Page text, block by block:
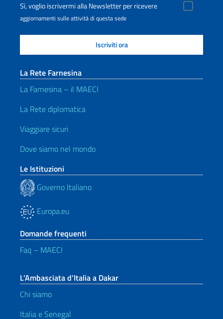
Sì, voglio iscrivermi alla Newsletter per ricevere
aggiornamenti sulle attività di questa sede
La Rete Farnesina
La Farnesina – il MAECI
La Rete diplomatica
Viaggiare sicuri
Dove siamo nel mondo
Le Istituzioni
Governo Italiano
Europa.eu
Domande frequenti
Faq – MAECI
L’Ambasciata d’Italia a Dakar
Chi siamo
Italia e Senegal